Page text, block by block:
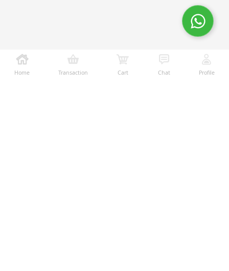
Home Transaction Cart Chat Profile